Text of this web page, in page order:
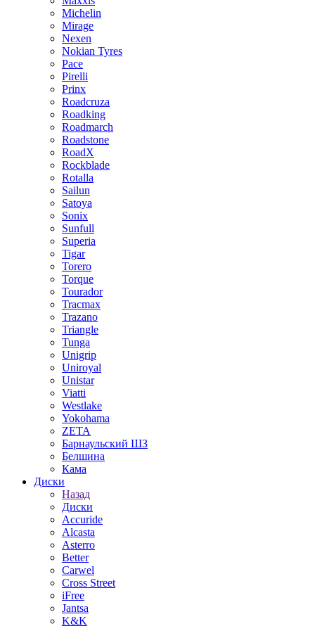
Michelin
Mirage
Nexen
Nokian Tyres
Pace
Pirelli
Prinx
Roadcruza
Roadking
Roadmarch
Roadstone
RoadX
Rockblade
Rotalla
Sailun
Satoya
Sonix
Sunfull
Superia
Tigar
Torero
Torque
Tourador
Tracmax
Trazano
Triangle
Tunga
Unigrip
Uniroyal
Unistar
Viatti
Westlake
Yokohama
ZETA
Барнаульский ШЗ
Белшина
Кама
Диски
Назад
Диски
Accuride
Alcasta
Asterro
Better
Carwel
Cross Street
iFree
Jantsa
K&K